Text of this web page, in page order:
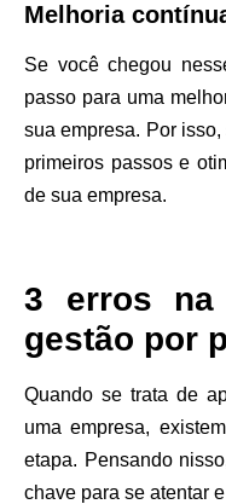
Melhoria
Se você chegou
passo para uma
sua empresa. Por
primeiros passos e
de sua empresa.
3 erros
gestão por
Quando se trata de
uma empresa,
etapa. Pensando
chave para se atentar